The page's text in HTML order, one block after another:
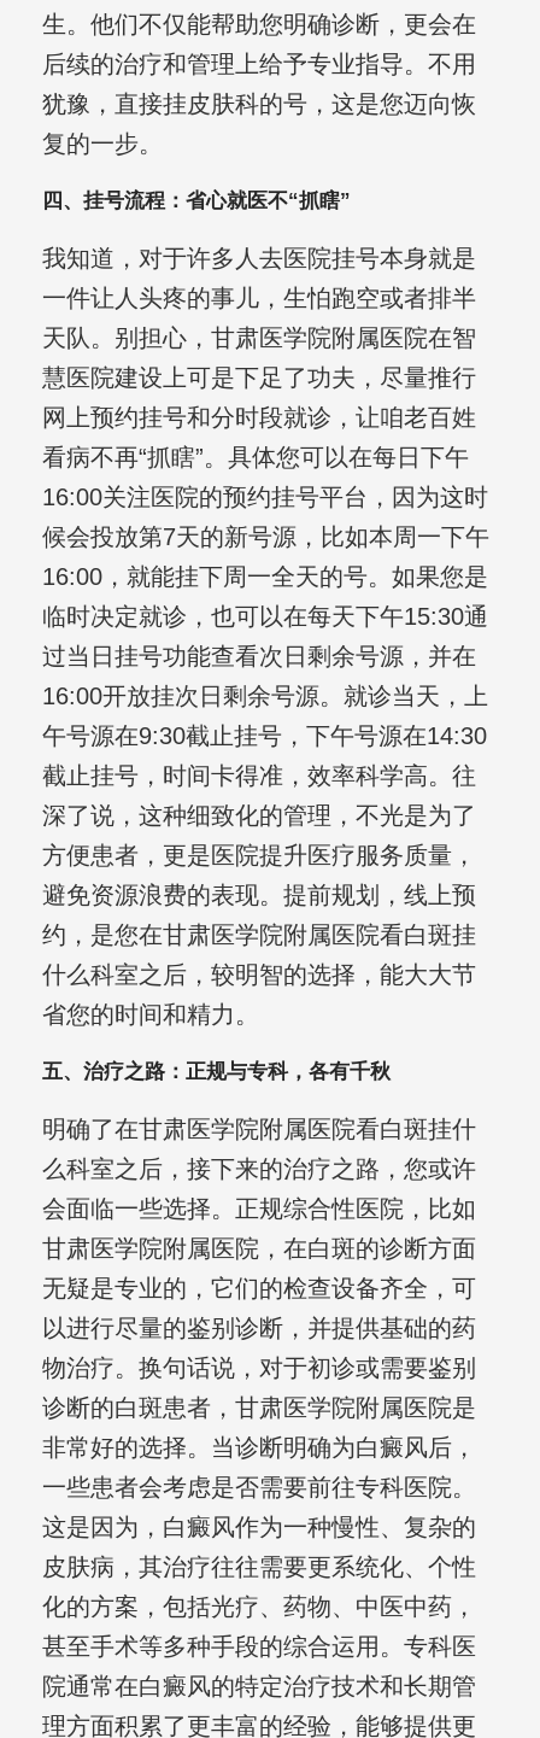
生。他们不仅能帮助您明确诊断，更会在
后续的治疗和管理上给予专业指导。不用
犹豫，直接挂皮肤科的号，这是您迈向恢
复的一步。
四、挂号流程：省心就医不“抓瞎”
我知道，对于许多人去医院挂号本身就是
一件让人头疼的事儿，生怕跑空或者排半
天队。别担心，甘肃医学院附属医院在智
慧医院建设上可是下足了功夫，尽量推行
网上预约挂号和分时段就诊，让咱老百姓
看病不再“抓瞎”。具体您可以在每日下午
16:00关注医院的预约挂号平台，因为这时
候会投放第7天的新号源，比如本周一下午
16:00，就能挂下周一全天的号。如果您是
临时决定就诊，也可以在每天下午15:30通
过当日挂号功能查看次日剩余号源，并在
16:00开放挂次日剩余号源。就诊当天，上
午号源在9:30截止挂号，下午号源在14:30
截止挂号，时间卡得准，效率科学高。往
深了说，这种细致化的管理，不光是为了
方便患者，更是医院提升医疗服务质量，
避免资源浪费的表现。提前规划，线上预
约，是您在甘肃医学院附属医院看白斑挂
什么科室之后，较明智的选择，能大大节
省您的时间和精力。
五、治疗之路：正规与专科，各有千秋
明确了在甘肃医学院附属医院看白斑挂什
么科室之后，接下来的治疗之路，您或许
会面临一些选择。正规综合性医院，比如
甘肃医学院附属医院，在白斑的诊断方面
无疑是专业的，它们的检查设备齐全，可
以进行尽量的鉴别诊断，并提供基础的药
物治疗。换句话说，对于初诊或需要鉴别
诊断的白斑患者，甘肃医学院附属医院是
非常好的选择。当诊断明确为白癜风后，
一些患者会考虑是否需要前往专科医院。
这是因为，白癜风作为一种慢性、复杂的
皮肤病，其治疗往往需要更系统化、个性
化的方案，包括光疗、药物、中医中药，
甚至手术等多种手段的综合运用。专科医
院通常在白癜风的特定治疗技术和长期管
理方面积累了更丰富的经验，能够提供更